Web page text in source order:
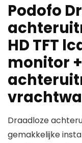
Podofo
HD TFT
monitor
Draadloze
gemakkelijke